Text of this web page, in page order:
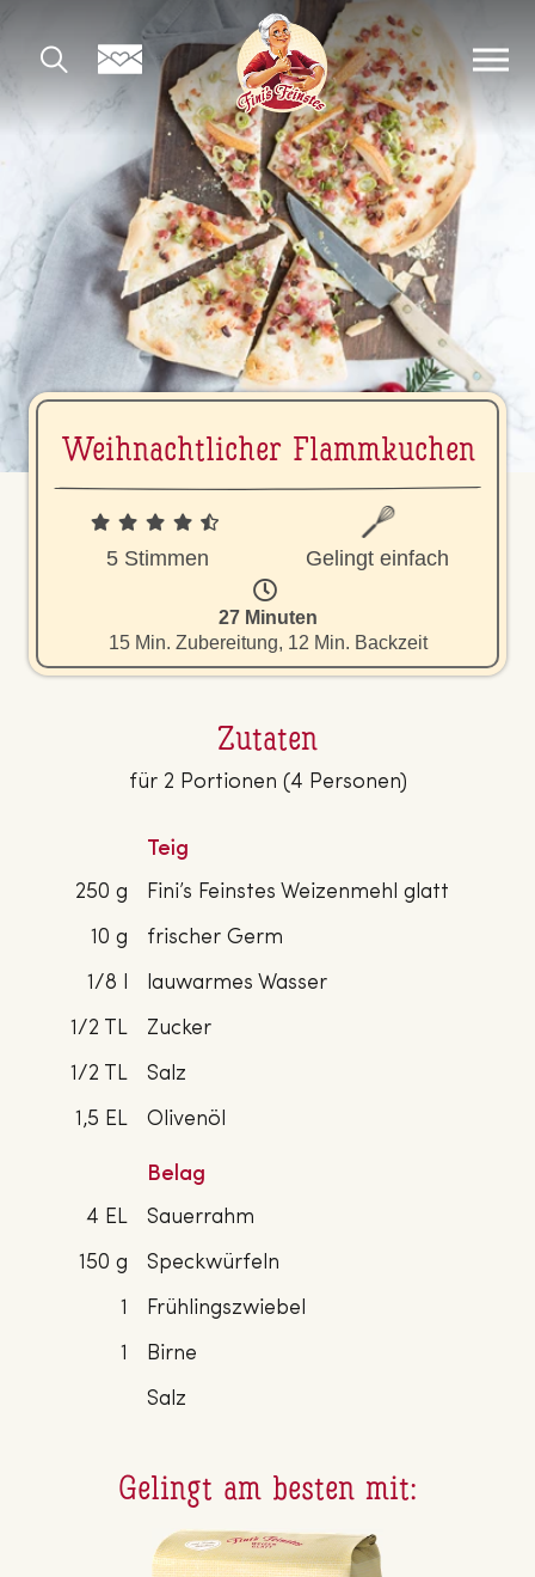
Weih­nacht­li­cher Flamm­ku­chen
5 Stimmen Gelingt einfach
27 Minuten
15 Min. Zubereitung, 12 Min. Backzeit
Zutaten
für 2 Portionen (4 Personen)
Teig
250 g
Fini’s Feinstes Weizenmehl glatt
10 g
frischer Germ
1/8 l
lauwarmes Wasser
1/2 TL
Zucker
1/2 TL
Salz
1,5 EL
Olivenöl
Belag
4 EL
Sauerrahm
150 g
Speckwürfeln
1
Frühlingszwiebel
1
Birne
Salz
Gelingt am besten mit: